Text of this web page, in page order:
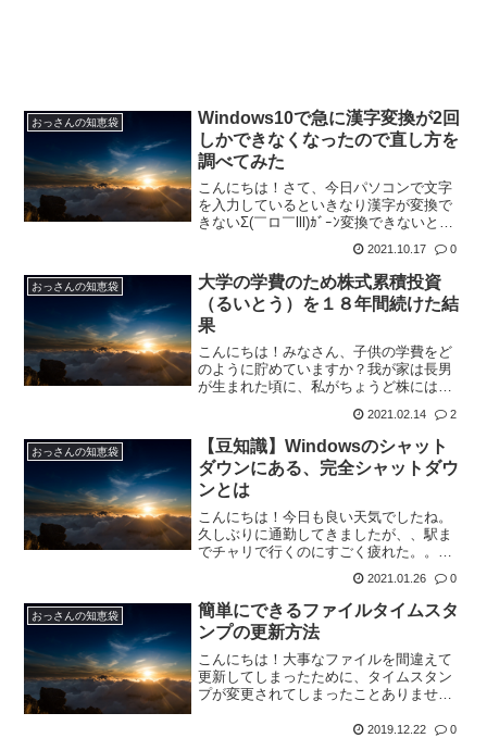
おっさんの知恵袋
Windows10で急に漢字変換が2回
しかできなくなったので直し方を
調べてみた
こんにちは！さて、今日パソコンで文字
を入力しているといきなり漢字が変換で
きないΣ(￣ロ￣lll)ｶﾞｰﾝ変換できないとい
うか、２回目まではできるという、不思
議な現象に遭遇しました。例えば、『あ
い』って入力してスペースなり変換キー
で漢字変換を...
2021.10.17 0
おっさんの知恵袋
大学の学費のため株式累積投資
（るいとう）を１８年間続けた結
果
こんにちは！みなさん、子供の学費をど
のように貯めていますか？我が家は長男
が生まれた頃に、私がちょうど株にはま
資』（るいとう）と呼ばれるもので、毎
月１万円づつの積立をして参りました。
そして遂に長男も１８歳と...
2021.02.14 2
おっさんの知恵袋
【豆知識】Windowsのシャット
ダウンにある、完全シャットダウ
ンとは
こんにちは！今日も良い天気でしたね。
久しぶりに通勤してきましたが、、駅ま
でチャリで行くのにすごく疲れた。。ち
は、、体力の低下が激しい。。さて、先
日ボスと話していると、ノートPCで変な
挙動があった時は『完全シ...
2021.01.26 0
おっさんの知恵袋
簡単にできるファイルタイムスタ
ンプの更新方法
こんにちは！大事なファイルを間違えて
更新してしまったために、タイムスタン
プが変更されてしまったことありません
たファイルを閲覧だけ…のつもりだった
2019.12.22 0